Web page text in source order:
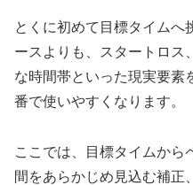
とくに初めて目標タイムへ
ースよりも、スタートロス
な時間帯といった現実要素
番で使いやすくなります。
ここでは、目標タイムから
間をあらかじめ見込む補正